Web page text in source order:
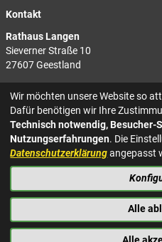
Kontakt
Rathaus Langen
Sieverner Straße 10
27607 Geestland
Rathaus Bad Bederkesa
Am Markt 8
27624 Geestland
Tel.: 04743 937-2300
KONTAKT
IMPRESSUM
BARRIEREFREIHEIT
Wir möchten unsere Website so
Dafür benötigen wir Ihre
Technisch notwendig,
Nutzungserfahrungen. Die
Datenschutzerklärungangepasst
Alle